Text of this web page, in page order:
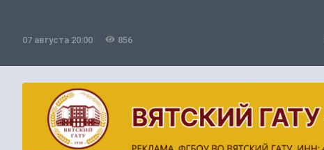
07 августа 20:00 856